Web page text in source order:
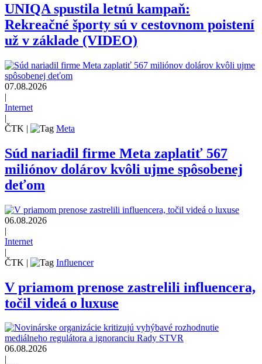
UNIQA spustila letnú kampaň:
Rekreačné športy sú v cestovnom poistení
už v základe (VIDEO)
07.08.2026
|
Internet
|
ČTK | Meta
Súd nariadil firme Meta zaplatiť 567
miliónov dolárov kvôli ujme spôsobenej
deťom
06.08.2026
|
Internet
|
ČTK | Influencer
V priamom prenose zastrelili influencera,
točil videá o luxuse
06.08.2026